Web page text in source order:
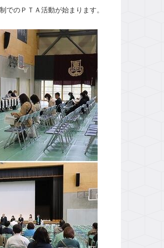
のＰＴＡ活動が始まります。